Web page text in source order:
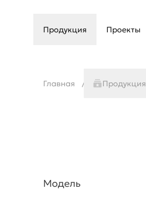
Продукция Проекты
Главная Продукция
Модель